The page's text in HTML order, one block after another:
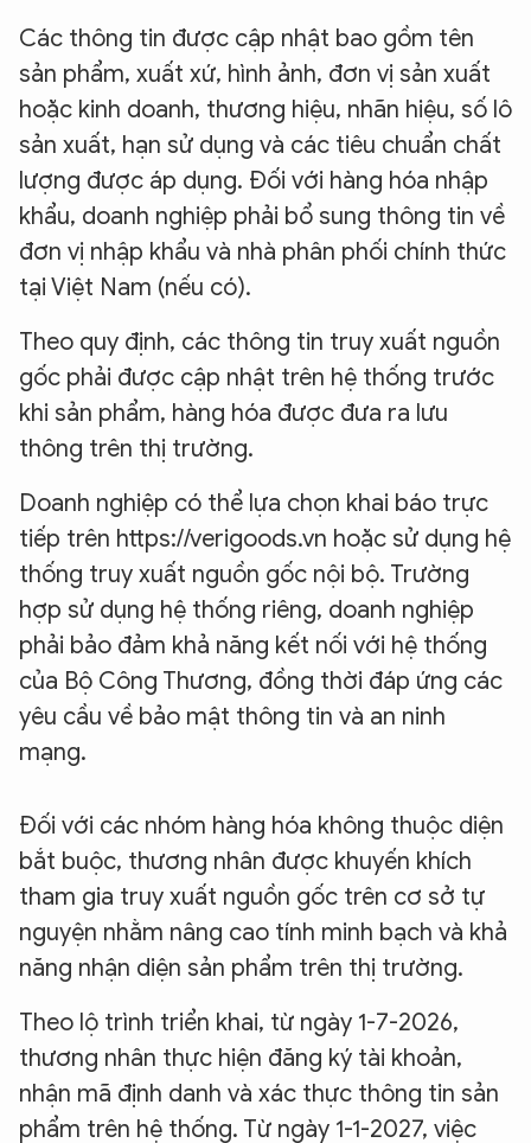
Các thông tin được cập nhật bao gồm tên
sản phẩm, xuất xứ, hình ảnh, đơn vị sản xuất
hoặc kinh doanh, thương hiệu, nhãn hiệu, số lô
sản xuất, hạn sử dụng và các tiêu chuẩn chất
lượng được áp dụng. Đối với hàng hóa nhập
khẩu, doanh nghiệp phải bổ sung thông tin về
đơn vị nhập khẩu và nhà phân phối chính thức
tại Việt Nam (nếu có).
Theo quy định, các thông tin truy xuất nguồn
gốc phải được cập nhật trên hệ thống trước
khi sản phẩm, hàng hóa được đưa ra lưu
thông trên thị trường.
Doanh nghiệp có thể lựa chọn khai báo trực
tiếp trên https://verigoods.vn hoặc sử dụng hệ
thống truy xuất nguồn gốc nội bộ. Trường
hợp sử dụng hệ thống riêng, doanh nghiệp
phải bảo đảm khả năng kết nối với hệ thống
của Bộ Công Thương, đồng thời đáp ứng các
yêu cầu về bảo mật thông tin và an ninh
mạng.
Đối với các nhóm hàng hóa không thuộc diện
bắt buộc, thương nhân được khuyến khích
tham gia truy xuất nguồn gốc trên cơ sở tự
nguyện nhằm nâng cao tính minh bạch và khả
năng nhận diện sản phẩm trên thị trường.
Theo lộ trình triển khai, từ ngày 1-7-2026,
thương nhân thực hiện đăng ký tài khoản,
nhận mã định danh và xác thực thông tin sản
phẩm trên hệ thống. Từ ngày 1-1-2027, việc